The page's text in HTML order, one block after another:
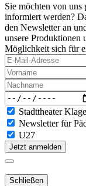
Sie möchten von
informiert werden?
den Newsletter an
unsere Produktionen
Möglichkeit sich für
Stadttheater
Newsletter für
U27
Jetzt anmelden
Schließen